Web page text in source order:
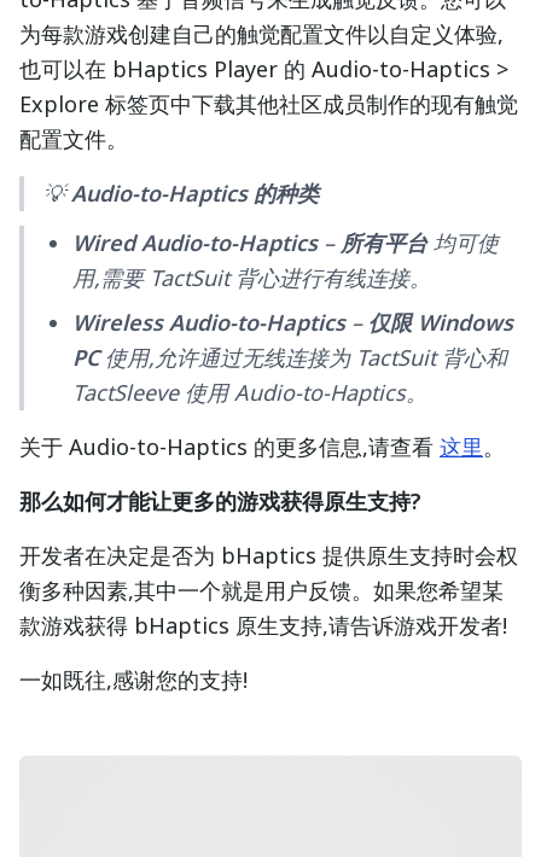
为每款游戏创建自己的触觉配置文件以自定义体验,
也可以在 bHaptics Player 的 Audio-to-Haptics >
Explore 标签页中下载其他社区成员制作的现有触觉
配置文件。
💡Audio-to-Haptics 的种类
Wired Audio-to-Haptics– 所有平台均可使
用,需要 TactSuit 背心进行有线连接。
Wireless Audio-to-Haptics– 仅限 Windows
PC使用,允许通过无线连接为 TactSuit 背心和
TactSleeve 使用 Audio-to-Haptics。
关于 Audio-to-Haptics 的更多信息,请查看 这里。
那么如何才能让更多的游戏获得原生支持?
开发者在决定是否为 bHaptics 提供原生支持时会权
衡多种因素,其中一个就是用户反馈。如果您希望某
款游戏获得 bHaptics 原生支持,请告诉游戏开发者!
一如既往,感谢您的支持!